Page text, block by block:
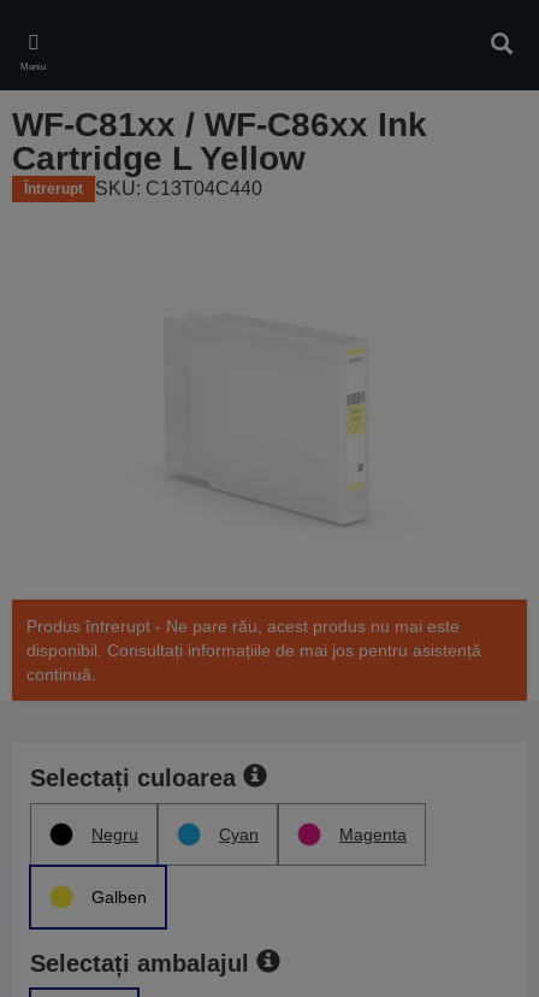
main
content
Meniu
WF-C81xx / WF-C86xx Ink
Cartridge L Yellow
Întrerupt SKU: C13T04C440
Produs întrerupt - Ne pare rău, acest produs nu mai este
disponibil. Consultați informațiile de mai jos pentru asistență
continuă.
Selectați culoarea
Negru Cyan Magenta
Galben
Selectați ambalajul